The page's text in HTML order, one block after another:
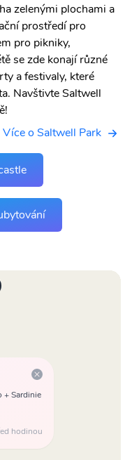
zelenými plochami a
prostředí pro
pro pikniky,
se zde konají různé
a festivaly, které
Navštivte Saltwell
Více o Saltwell Park
+ Sardinie
hodinou